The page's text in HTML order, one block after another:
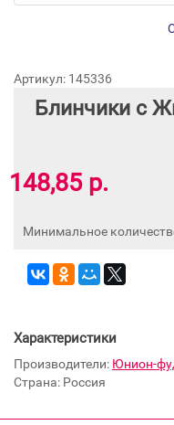
Артикул: 145336
Блинчики с
148,85 р.
Минимальное
Характеристики
Производители: Юнион-
Страна: Россия